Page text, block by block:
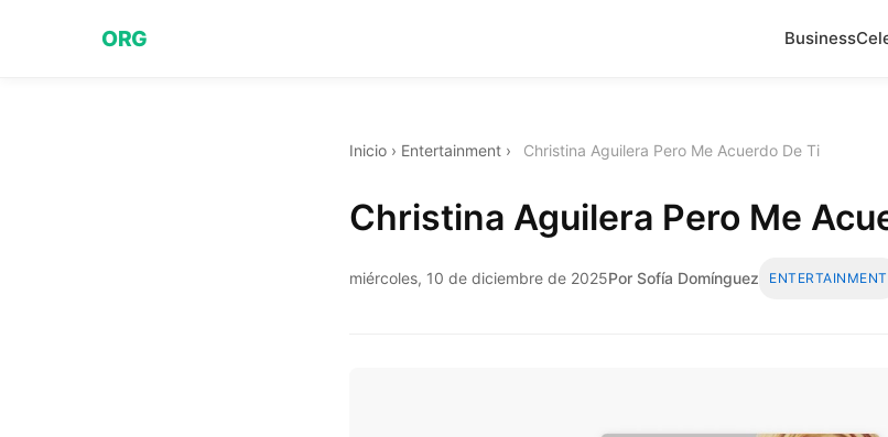
ORG Business
Inicio › Entertainment › Christina Aguilera Pero Me Acuerdo De Ti
Christina Aguilera Pero Me
miércoles, 10 de diciembre de 2025Por Sofía Domínguez ENTERTAINMENT